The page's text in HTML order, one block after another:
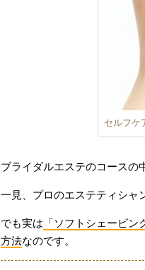
セルフケ
ブライダルエステのコースの
一見、プロのエステティシャ
でも実は 「ソフトシェービ
方法なのです。